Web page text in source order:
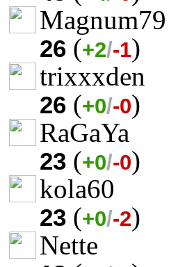
Magnum79
26 (+2/-1)
trixxxden
26 (+0/-0)
RaGaYa
23 (+0/-0)
kola60
23 (+0/-2)
Nette